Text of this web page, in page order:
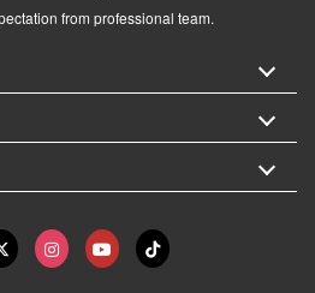
from professional team.